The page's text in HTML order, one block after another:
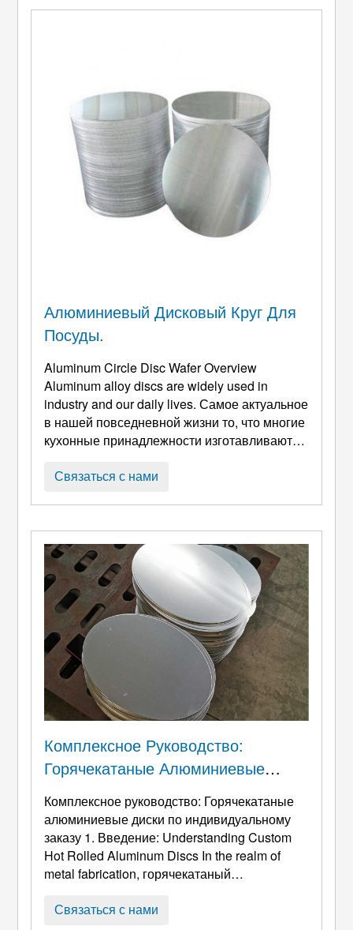
Алюминиевый Дисковый Круг Для
Посуды.
Aluminum Circle Disc Wafer Overview
Aluminum alloy discs are widely used in
industry and our daily lives. Самое актуальное
в нашей повседневной жизни то, что многие
кухонные принадлежности изготавливаются
например, миски из нержавеющей стали,
Parameters Of Aluminum Disc Circle For
Cookware Alloys: 1050, 1060 и т. д. 1. Сплав:
1100, 1050, 1060, 1070 ...
Связаться с нами
Комплексное Руководство:
Горячекатаные Алюминиевые
Комплексное руководство: Горячекатаные
алюминиевые диски по индивидуальному
заказу 1. Введение: Understanding Custom
Hot Rolled Aluminum Discs In the realm of
metal fabrication, горячекатаный
алюминиевым кругом или заготовкой)
Связаться с нами